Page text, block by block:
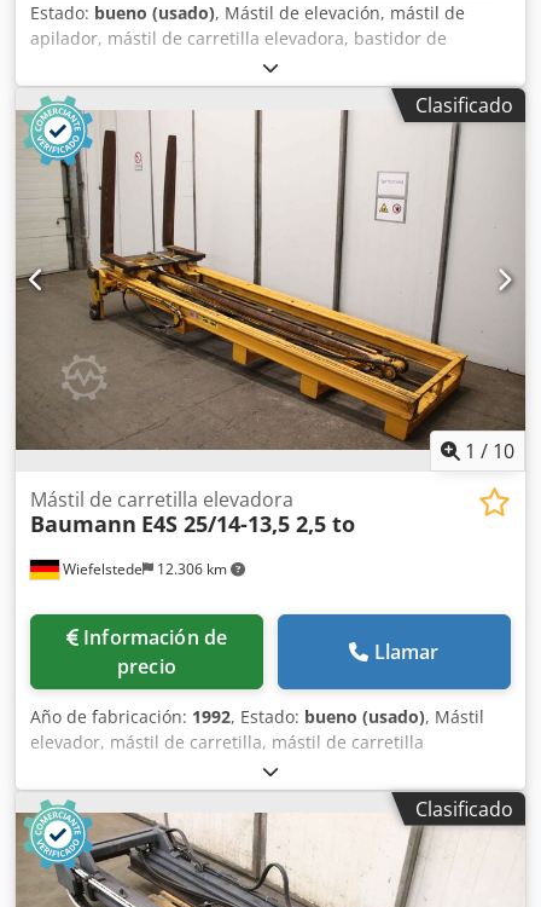
Estado: bueno (usado), Mástil de elevación, mástil de
apilador, mástil de carretilla elevadora, bastidor de
elevación, carretilla elevadora de carga trasera, mástil
triplex - Fabricante: Linde, mástil de apilador, mástil triplex
de carretilla elevadora eléctrica tipo E20 - Capacidad de
carga: kg - Montaje/Dimensiones: ver fotos/dibujo técnico -
Dimensiones: 2230/1150/Al. 375 mm Dkodpfx Aswrag
Iobksr - Peso: 920 kg
Clasificado
1 / 10
Wiefelstede 12.306 km
Mástil de carretilla elevadora
Baumann E4S 25/14-13,5 2,5 to
Información de
precio
Llamar
Año de fabricación: 1992, Estado: bueno (usado), Mástil
elevador, mástil de carretilla, mástil de carretilla
elevadora, estructura de elevación, carretilla lateral -
Fabricante: Baumann, mástil de carretilla extraído de
carretilla lateral tipo E4S 25/14-13,5 - Capacidad de carga:
aprox. 2500 kg - Altura de elevación: mm - Acople/medidas:
ver fotos / plano técnico - Dimensiones de transporte:
3900/1445/H700 mm - Peso: 1630 kg Dkedpfxjxaptqo Abker
Clasificado